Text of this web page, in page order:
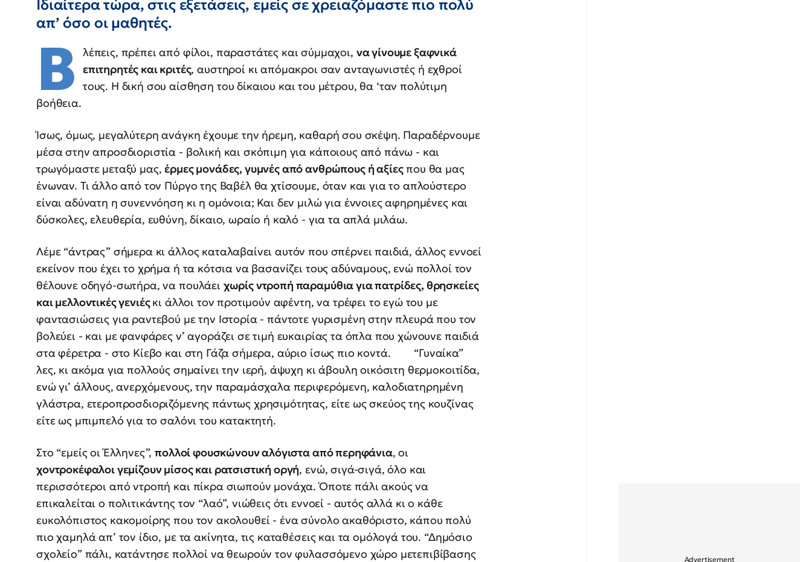
Ιδιαίτερα τώρα, στις εξετάσεις, εμείς σε χρειαζόμαστε πιο πολύ
απ’ όσο οι μαθητές.
Β λέπεις, πρέπει από φίλοι, παραστάτες και σύμμαχοι, να γίνουμε ξαφνικά
επιτηρητές και κριτές, αυστηροί κι απόμακροι σαν ανταγωνιστές ή εχθροί
τους. Η δική σου αίσθηση του δίκαιου και του μέτρου, θα ‘ταν πολύτιμη
βοήθεια.
Ίσως, όμως, μεγαλύτερη ανάγκη έχουμε την ήρεμη, καθαρή σου σκέψη. Παραδέρνουμε
μέσα στην απροσδιοριστία - βολική και σκόπιμη για κάποιους από πάνω - και
τρωγόμαστε μεταξύ μας,έρμες μονάδες, γυμνές από ανθρώπους ή αξίεςπου θα μας
ένωναν. Τι άλλο από τον Πύργο της Βαβέλ θα χτίσουμε, όταν και για το απλούστερο
είναι αδύνατη η συνεννόηση κι η ομόνοια; Και δεν μιλώ για έννοιες αφηρημένες και
δύσκολες, ελευθερία, ευθύνη, δίκαιο, ωραίο ή καλό - για τα απλά μιλάω.
Λέμε “άντρας” σήμερα κι άλλος καταλαβαίνει αυτόν που σπέρνει παιδιά, άλλος εννοεί
εκείνον που έχει το χρήμα ή τα κότσια να βασανίζει τους αδύναμους, ενώ πολλοί τον
θέλουνε οδηγό-σωτήρα, να πουλάει χωρίς ντροπή παραμύθια για πατρίδες, θρησκείες
και μελλοντικές γενιέςκι άλλοι τον προτιμούν αφέντη, να τρέφει το εγώ του με
φαντασιώσεις για ραντεβού με την Ιστορία - πάντοτε γυρισμένη στην πλευρά που τον
βολεύει - και με φανφάρες ν’ αγοράζει σε τιμή ευκαιρίας τα όπλα που χώνουνε παιδιά
στα φέρετρα - στο Κίεβο και στη Γάζα σήμερα, αύριο ίσως πιο κοντά. “Γυναίκα”
λες, κι ακόμα για πολλούς σημαίνει την ιερή, άψυχη κι άβουλη οικόσιτη θερμοκοιτίδα,
ενώ γι’ άλλους, ανερχόμενους, την παραμάσχαλα περιφερόμενη, καλοδιατηρημένη
γλάστρα, ετεροπροσδιοριζόμενης πάντως χρησιμότητας, είτε ως σκεύος της κουζίνας
είτε ως μπιμπελό για το σαλόνι του κατακτητή.
Στο “εμείς οι Έλληνες”,πολλοί φουσκώνουν αλόγιστα από περηφάνια, οι
χοντροκέφαλοι γεμίζουν μίσος και ρατσιστική οργή, ενώ, σιγά-σιγά, όλο και
περισσότεροι από ντροπή και πίκρα σιωπούν μονάχα. Όποτε πάλι ακούς να
επικαλείται ο πολιτικάντης τον “λαό”, νιώθεις ότι εννοεί - αυτός αλλά κι ο κάθε
ευκολόπιστος κακομοίρης που τον ακολουθεί - ένα σύνολο ακαθόριστο, κάπου πολύ
πιο χαμηλά απ’ τον ίδιο, με τα ακίνητα, τις καταθέσεις και τα ομόλογά του. “Δημόσιο
σχολείο” πάλι, κατάντησε πολλοί να θεωρούν τον φυλασσόμενο χώρο μετεπιβίβασης